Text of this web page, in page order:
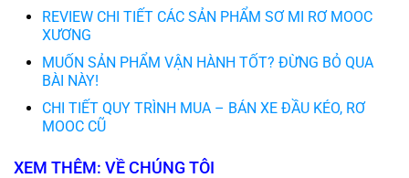
REVIEW CHI TIẾT CÁC SẢN PHẨM SƠ MI RƠ MOOC
XƯƠNG
MUỐN SẢN PHẨM VẬN HÀNH TỐT? ĐỪNG BỎ QUA
BÀI NÀY!
CHI TIẾT QUY TRÌNH MUA – BÁN XE ĐẦU KÉO, RƠ
MOOC CŨ
XEM THÊM: VỀ CHÚNG TÔI